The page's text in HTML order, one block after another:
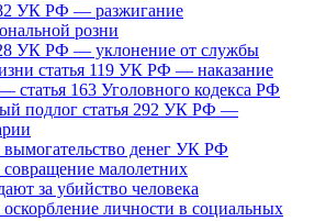
УК РФ — разжигание
розни
УК РФ — уклонение от службы
статья 119 УК РФ — наказание
163 Уголовного кодекса РФ
подлог статья 292 УК РФ —
вымогательство денег УК РФ
совращение малолетних
за убийство человека
оскорбление личности в социальных